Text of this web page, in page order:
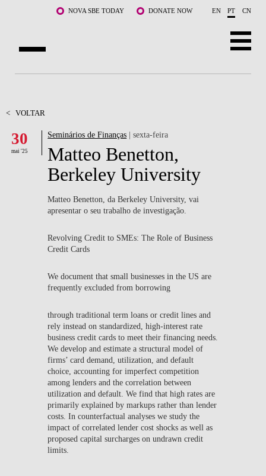
Saltar para o conteúdo principalNOVA SBE TODAY DONATE NOW EN PT CN
DOCENTES E INVESTIGAÇÃO
COMUNIDADE
WHAT'S HAPPENING
< VOLTAR
30
mai '25
Seminários de Finanças | sexta-feira
Matteo Benetton,
Berkeley University
Matteo Benetton, da Berkeley University, vai
apresentar o seu trabalho de investigação.
Revolving Credit to SMEs: The Role of Business
Credit Cards
We document that small businesses in the US are
frequently excluded from borrowing
through traditional term loans or credit lines and
rely instead on standardized, high-interest rate
business credit cards to meet their financing needs.
We develop and estimate a structural model of
firms’ card demand, utilization, and default
choice, accounting for imperfect competition
among lenders and the correlation between
utilization and default. We find that high rates are
primarily explained by markups rather than lender
costs. In counterfactual analyses we study the
impact of correlated lender cost shocks as well as
proposed capital surcharges on undrawn credit
limits.